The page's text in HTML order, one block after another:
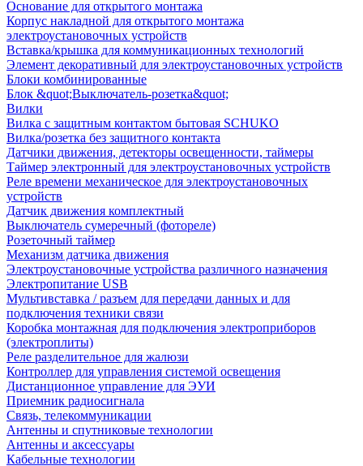
Основание для открытого монтажа
Корпус накладной для открытого монтажа
электроустановочных устройств
Вставка/крышка для коммуникационных технологий
Элемент декоративный для электроустановочных устройств
Блоки комбинированные
Блок &quot;Выключатель-розетка&quot;
Вилки
Вилка с защитным контактом бытовая SCHUKO
Вилка/розетка без защитного контакта
Датчики движения, детекторы освещенности, таймеры
Таймер электронный для электроустановочных устройств
Реле времени механическое для электроустановочных
устройств
Датчик движения комплектный
Выключатель сумеречный (фотореле)
Розеточный таймер
Механизм датчика движения
Электроустановочные устройства различного назначения
Электропитание USB
Мультивставка / разъем для передачи данных и для
подключения техники связи
Коробка монтажная для подключения электроприборов
(электроплиты)
Реле разделительное для жалюзи
Контроллер для управления системой освещения
Дистанционное управление для ЭУИ
Приемник радиосигнала
Связь, телекоммуникации
Антенны и спутниковые технологии
Антенны и аксессуары
Кабельные технологии